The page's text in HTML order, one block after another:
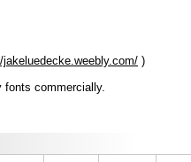
jakeluedecke.weebly.com/ )
fonts commercially.